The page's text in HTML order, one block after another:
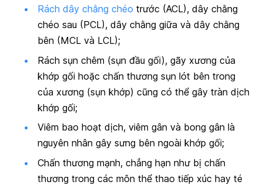
Rách dây chằng chéo trước (ACL), dây chằng
chéo sau (PCL), dây chằng giữa và dây chằng
bên (MCL và LCL);
Rách sụn chêm (sụn đầu gối), gãy xương của
khớp gối hoặc chấn thương sụn lót bên trong
của xương (sụn khớp) cũng có thể gây tràn dịch
khớp gối;
Viêm bao hoạt dịch, viêm gân và bong gân là
nguyên nhân gây sưng bên ngoài khớp gối;
Chấn thương mạnh, chẳng hạn như bị chấn
thương trong các môn thể thao tiếp xúc hay té